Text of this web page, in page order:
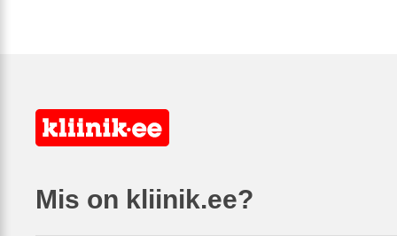
Mis on kliinik.ee?